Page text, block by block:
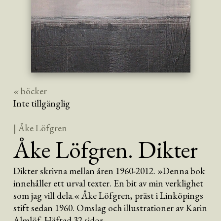
« böcker
Inte tillgänglig
| Åke Löfgren
Åke Löfgren. Dikter
Dikter skrivna mellan åren 1960-2012. »Denna bok
innehåller ett urval texter. En bit av min verklighet
som jag vill dela.« Åke Löfgren, präst i Linköpings
stift sedan 1960. Omslag och illustrationer av Karin